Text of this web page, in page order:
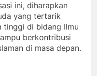
ini, diharapkan
yang tertarik
tinggi di bidang Ilmu
berkontribusi
di masa depan.